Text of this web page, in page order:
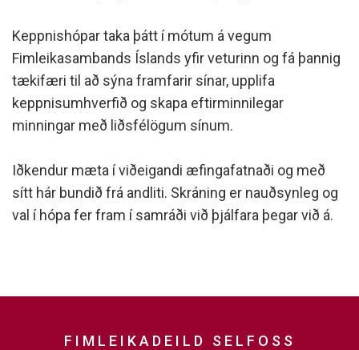
Keppnishópar taka þátt í mótum á vegum
Fimleikasambands Íslands yfir veturinn og fá þannig
tækifæri til að sýna framfarir sínar, upplifa
keppnisumhverfið og skapa eftirminnilegar
minningar með liðsfélögum sínum.
Iðkendur mæta í viðeigandi æfingafatnaði og með
sítt hár bundið frá andliti. Skráning er nauðsynleg og
val í hópa fer fram í samráði við þjálfara þegar við á.
FIMLEIKADEILD SELFOSS